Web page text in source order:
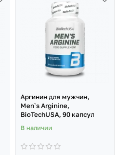
Аргинин для мужчин,
Men`s Arginine,
BioTechUSA, 90 капсул
В наличии